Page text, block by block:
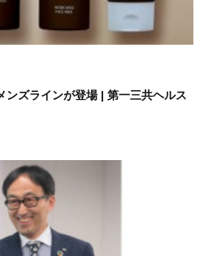
ンズラインが登場 | 第一三共ヘルス